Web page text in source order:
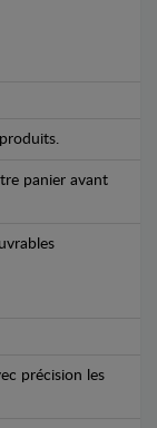
panier avant
précision les